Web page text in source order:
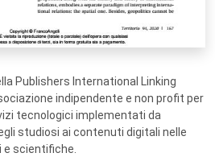
Publishers International Linking
indipendente e non profit per
tecnologici implementati da
studiosi ai contenuti digitali nelle
scientifiche.